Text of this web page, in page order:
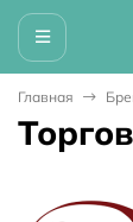
Главная